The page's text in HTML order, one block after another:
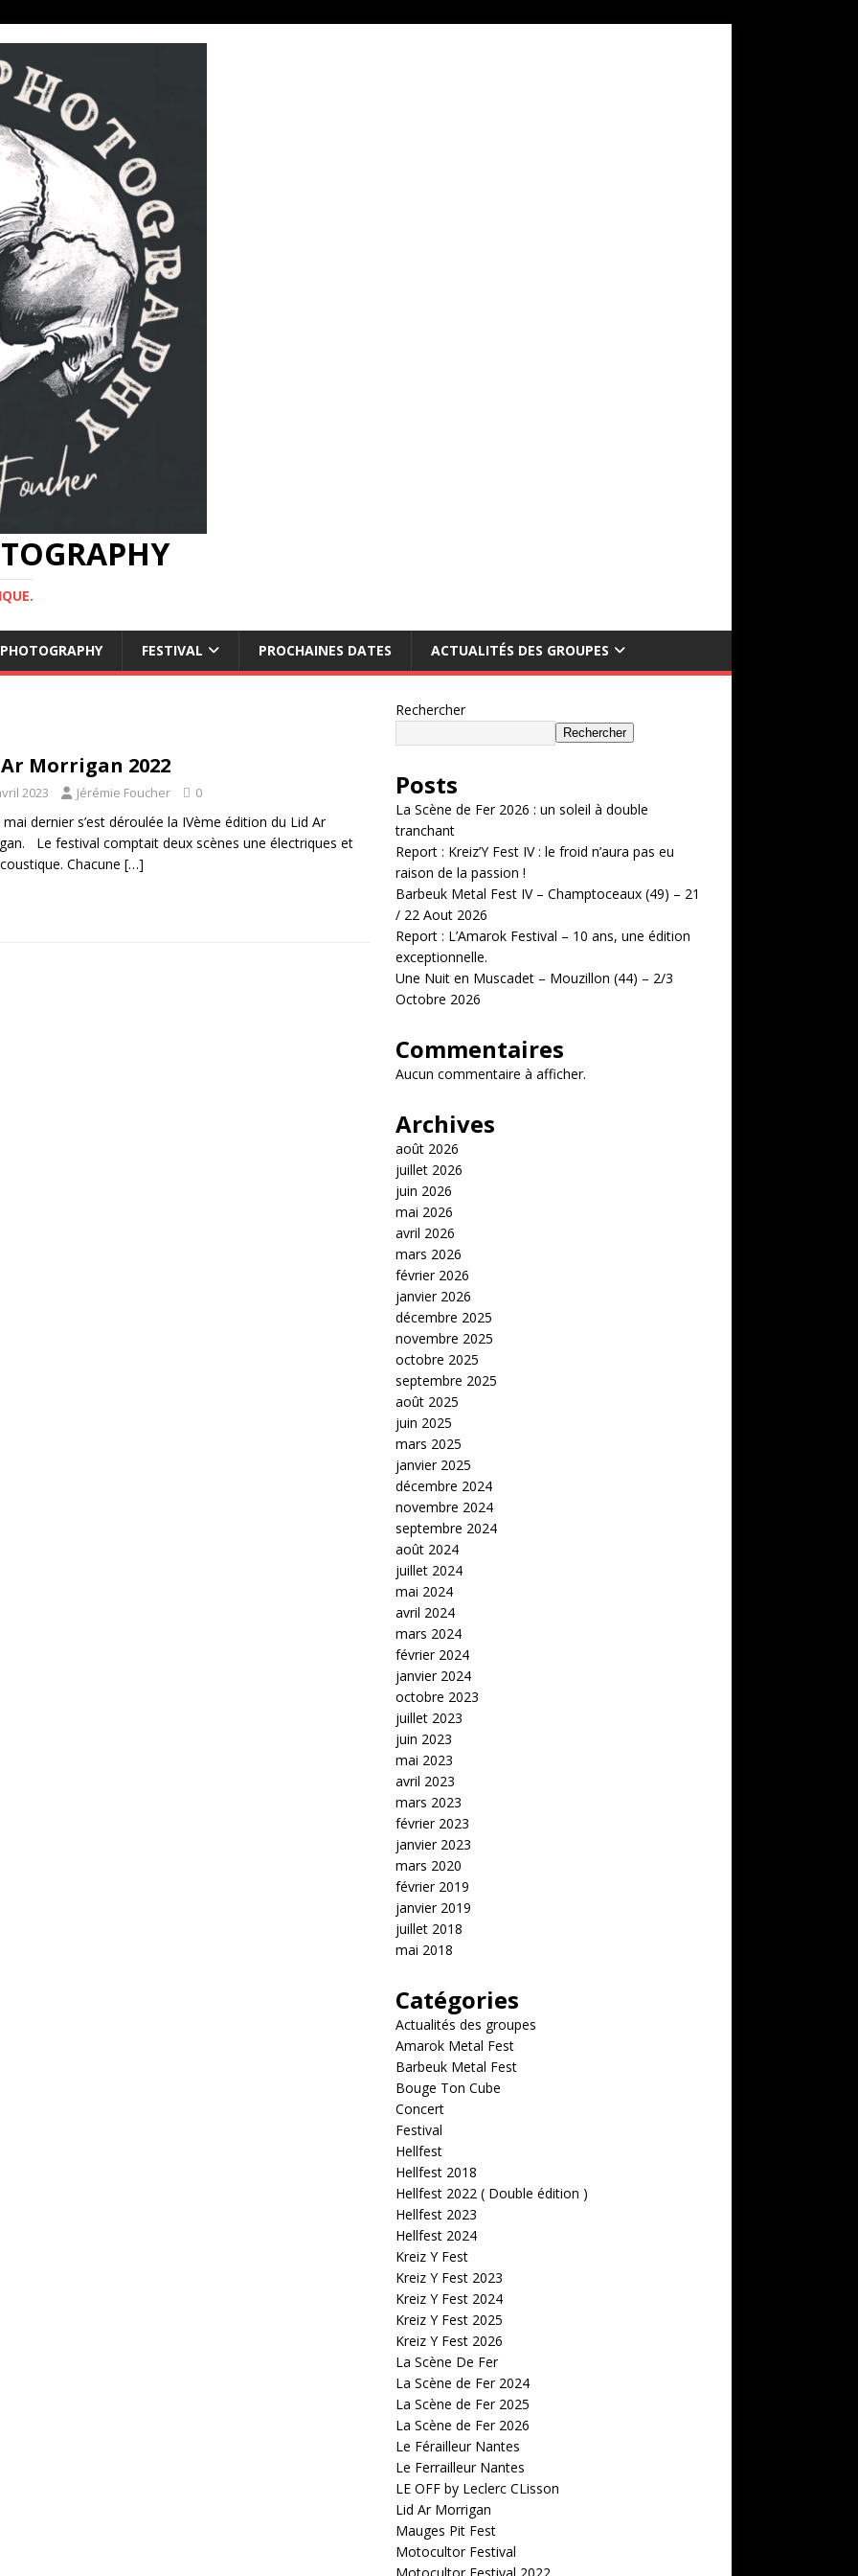
FESTIVAL PROCHAINES DATES ACTUALITÉS DES GROUPES
Morrigan 2022
2023 Jérémie Foucher 0
dernier s’est déroulée la IVème édition du Lid Ar
Le festival comptait deux scènes une électriques et
Chacune […]
Rechercher
Rechercher
Posts
La Scène de Fer 2026 : un soleil à double
tranchant
Report : Kreiz’Y Fest IV : le froid n’aura pas eu
raison de la passion !
Barbeuk Metal Fest IV – Champtoceaux (49) – 21
/ 22 Aout 2026
Report : L’Amarok Festival – 10 ans, une édition
exceptionnelle.
Une Nuit en Muscadet – Mouzillon (44) – 2/3
Octobre 2026
Commentaires
Aucun commentaire à afficher.
Archives
août 2026
juillet 2026
juin 2026
mai 2026
avril 2026
mars 2026
février 2026
janvier 2026
décembre 2025
novembre 2025
octobre 2025
septembre 2025
août 2025
juin 2025
mars 2025
janvier 2025
décembre 2024
novembre 2024
septembre 2024
août 2024
juillet 2024
mai 2024
avril 2024
mars 2024
février 2024
janvier 2024
octobre 2023
juillet 2023
juin 2023
mai 2023
avril 2023
mars 2023
février 2023
janvier 2023
mars 2020
février 2019
janvier 2019
juillet 2018
mai 2018
Catégories
Actualités des groupes
Amarok Metal Fest
Barbeuk Metal Fest
Bouge Ton Cube
Concert
Festival
Hellfest
Hellfest 2018
Hellfest 2022 ( Double édition )
Hellfest 2023
Hellfest 2024
Kreiz Y Fest
Kreiz Y Fest 2023
Kreiz Y Fest 2024
Kreiz Y Fest 2025
Kreiz Y Fest 2026
La Scène De Fer
La Scène de Fer 2024
La Scène de Fer 2025
La Scène de Fer 2026
Le Férailleur Nantes
Le Ferrailleur Nantes
LE OFF by Leclerc CLisson
Lid Ar Morrigan
Mauges Pit Fest
Motocultor Festival